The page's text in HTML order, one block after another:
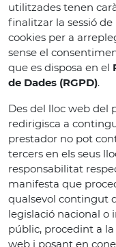
utilitzades tenen
finalitzar la sessió
cookies per a
sense el
que es disposa en el
de Dades (RGPD).
Des del lloc web del
redirigisca a
prestador no pot
tercers en els seus
responsabilitat
manifesta que
qualsevol contingut
legislació nacional o
públic, procedint a
web i posant en